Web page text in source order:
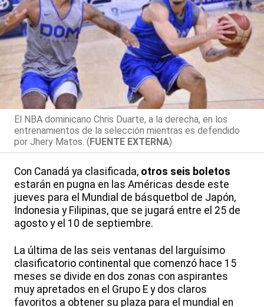
El NBA dominicano Chris Duarte, a la derecha, en los
entrenamientos de la selección mientras es defendido
por Jhery Matos. (FUENTE EXTERNA)
Con Canadá ya clasificada, otros seis boletos
estarán en pugna en las Américas desde este
jueves para el Mundial de básquetbol de Japón,
Indonesia y Filipinas, que se jugará entre el 25 de
agosto y el 10 de septiembre.
La última de las seis ventanas del larguísimo
clasificatorio continental que comenzó hace 15
meses se divide en dos zonas con aspirantes
muy apretados en el Grupo E y dos claros
favoritos a obtener su plaza para el mundial en